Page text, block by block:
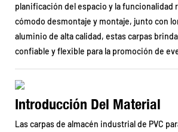
planificación del espacio y la funcionalidad
cómodo desmontaje y montaje, junto con
aluminio de alta calidad, estas carpas
confiable y flexible para la promoción de
Introducción Del Material
Las carpas de almacén industrial de PVC